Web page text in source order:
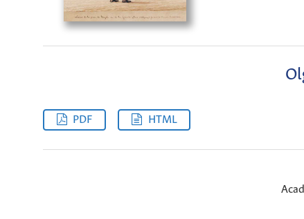
PDF HTML